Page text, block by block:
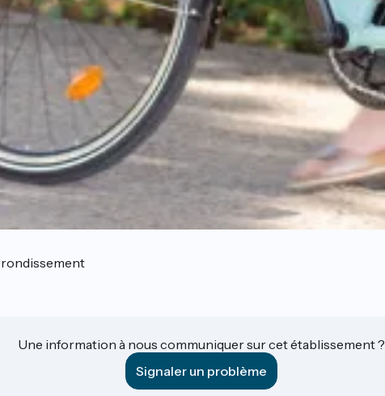
Une information à nous communiquer sur cet établissement ?
Signaler un problème